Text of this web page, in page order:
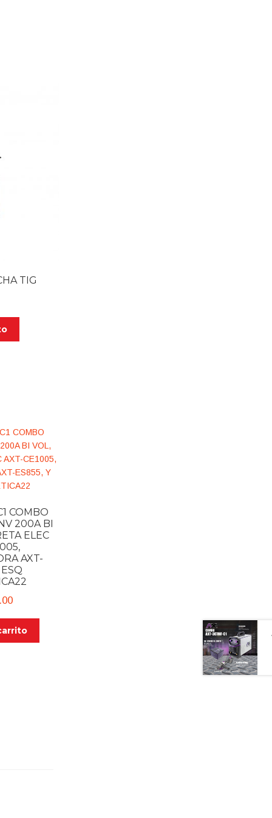
TIG
COMBO
200A BI
ELEC
AXT-